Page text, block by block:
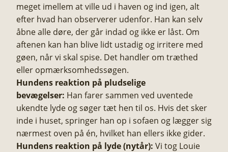
meget imellem at ville ud i haven og ind igen, alt
efter hvad han observerer udenfor. Han kan selv
åbne alle døre, der går indad og ikke er låst. Om
aftenen kan han blive lidt ustadig og irritere med
gøen, når vi skal spise. Det handler om træthed
eller opmærksomhedssøgen.
Hundens reaktion på pludselige
bevægelser: Han farer sammen ved uventede
ukendte lyde og søger tæt hen til os. Hvis det sker
inde i huset, springer han op i sofaen og lægger sig
nærmest oven på én, hvilket han ellers ikke gider.
Hundens reaktion på lyde (nytår): Vi tog Louie